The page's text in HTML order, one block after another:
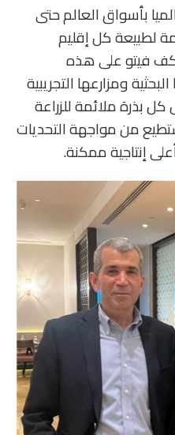
بأسواق العالم حتى
لطبيعة كل إقليم
فيتو على هذه
ومزارعها التجريبية
بذرة ملائمة للزراعة
من مواجهة التحديات
إنتاجية ممكنة.